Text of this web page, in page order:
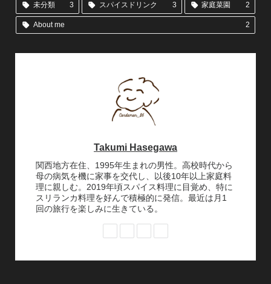
未分類 3 スパイスドリンク 3 家庭菜園 2
About me 2
Takumi Hasegawa
関西地方在住、1995年生まれの男性。高校時代から
母の病気を機に家事を交代し、以後10年以上家庭料
理に親しむ。2019年頃スパイス料理に目覚め、特に
スリランカ料理を好んで積極的に発信。最近は月1
回の旅行を楽しみに生きている。